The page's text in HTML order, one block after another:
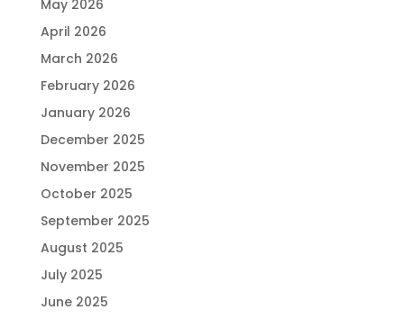
May 2026
April 2026
March 2026
February 2026
January 2026
December 2025
November 2025
October 2025
September 2025
August 2025
July 2025
June 2025